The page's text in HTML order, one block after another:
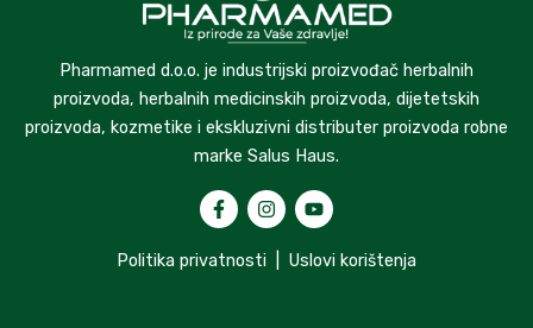
Pharmamed d.o.o. je industrijski proizvođač herbalnih
proizvoda, herbalnih medicinskih proizvoda, dijetetskih
proizvoda, kozmetike i ekskluzivni distributer proizvoda robne
marke Salus Haus.
Politika privatnosti Uslovi korištenja